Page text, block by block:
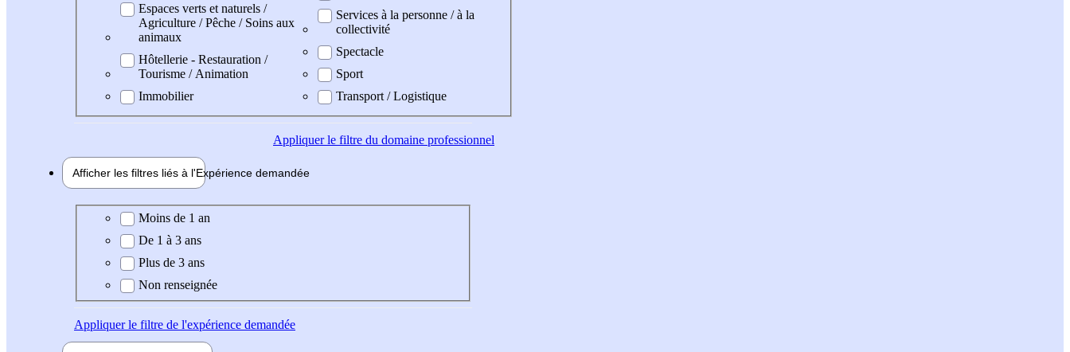
Espaces verts et naturels /
Agriculture / Pêche / Soins aux
animaux
Hôtellerie - Restauration /
Tourisme / Animation
Immobilier
Services à la personne / à la
collectivité
Spectacle
Sport
Transport / Logistique
Appliquerle filtre du domaine professionnel
Afficher les filtres liés à l'Expérience demandée
Expérience demandée
Moins de 1 an
De 1 à 3 ans
Plus de 3 ans
Non renseignée
Appliquerle filtre de l'expérience demandée